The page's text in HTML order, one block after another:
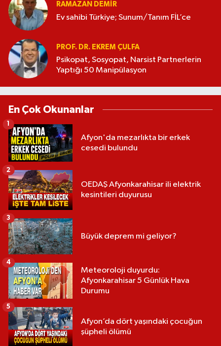
RAMAZAN DEMİR
Ev sahibi Türkiye; Sunum/Tanım FİL’ce
PROF. DR. EKREM ÇULFA
Psikopat, Sosyopat, Narsist Partnerlerin
Yaptığı 50 Manipülasyon
En Çok Okunanlar
Afyon'da mezarlıkta bir erkek
cesedi bulundu
1
OEDAŞ Afyonkarahisar ili elektrik
kesintileri duyurusu
2
Büyük deprem mi geliyor?
3
Meteoroloji duyurdu:
Afyonkarahisar 5 Günlük Hava
Durumu
4
Afyon’da dört yaşındaki çocuğun
şüpheli ölümü
5